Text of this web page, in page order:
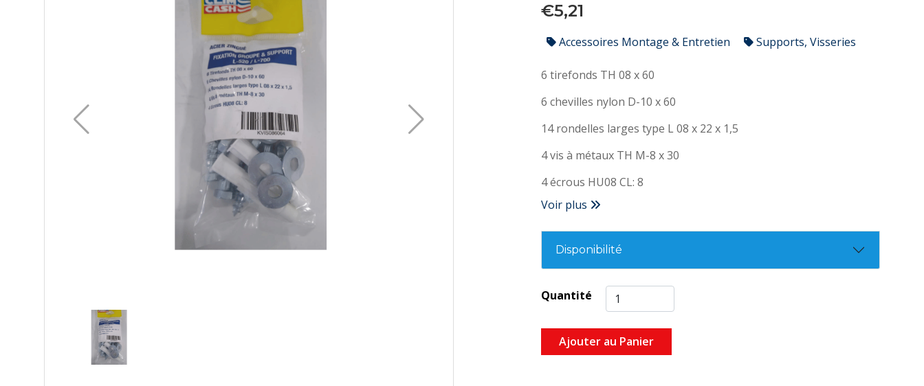
€5,21
Accessoires Montage & Entretien Supports, Visseries
6 tirefonds TH 08 x 60
6 chevilles nylon D-10 x 60
14 rondelles larges type L 08 x 22 x 1,5
4 vis à métaux TH M-8 x 30
4 écrous HU08 CL: 8
Voir plus
Disponibilité
Quantité
Ajouter au Panier